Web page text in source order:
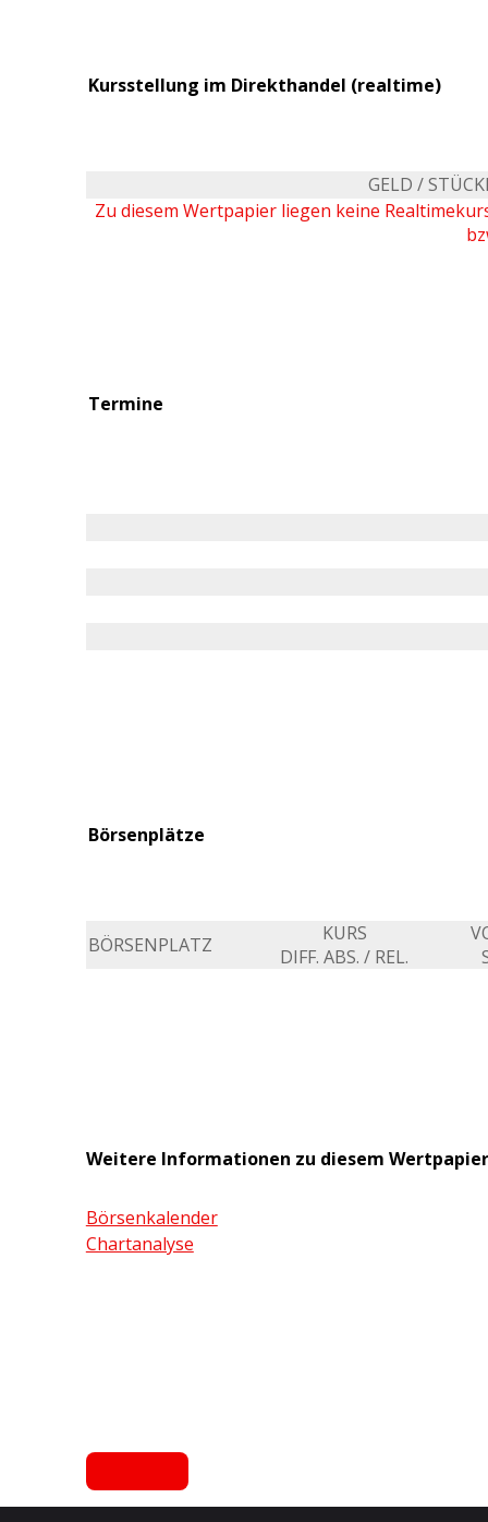
Kursstellung im Direkthandel (realtime)
GELD /
Zu diesem Wertpapier liegen keine
Termine
Börsenplätze
BÖRSENPLATZ
KURS
DIFF. ABS. / REL.
Weitere Informationen zu diesem Wertpapier
Börsenkalender
Chartanalyse